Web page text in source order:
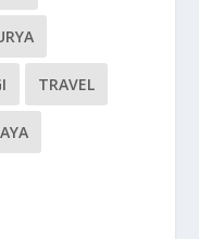
TRAVEL